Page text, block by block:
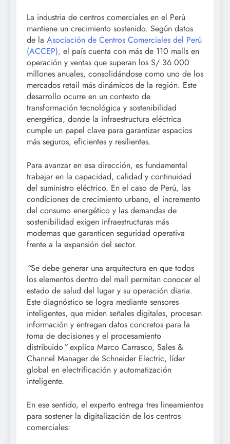
La industria de centros comerciales en el Perú
mantiene un crecimiento sostenido. Según datos
de la Asociación de Centros Comerciales del Perú
(ACCEP), el país cuenta con más de 110 malls en
operación y ventas que superan los S/ 36 000
millones anuales, consolidándose como uno de los
mercados retail más dinámicos de la región. Este
desarrollo ocurre en un contexto de
transformación tecnológica y sostenibilidad
energética, donde la infraestructura eléctrica
cumple un papel clave para garantizar espacios
más seguros, eficientes y resilientes.
Para avanzar en esa dirección, es fundamental
trabajar en la capacidad, calidad y continuidad
del suministro eléctrico. En el caso de Perú, las
condiciones de crecimiento urbano, el incremento
del consumo energético y las demandas de
sostenibilidad exigen infraestructuras más
modernas que garanticen seguridad operativa
frente a la expansión del sector.
“Se debe generar una arquitectura en que todos
los elementos dentro del mall permitan conocer el
estado de salud del lugar y su operación diaria.
Este diagnóstico se logra mediante sensores
inteligentes, que miden señales digitales, procesan
información y entregan datos concretos para la
toma de decisiones y el procesamiento
distribuido”explica Marco Carrasco, Sales &
Channel Manager de Schneider Electric, líder
global en electrificación y automatización
inteligente.
En ese sentido, el experto entrega tres lineamientos
para sostener la digitalización de los centros
comerciales: